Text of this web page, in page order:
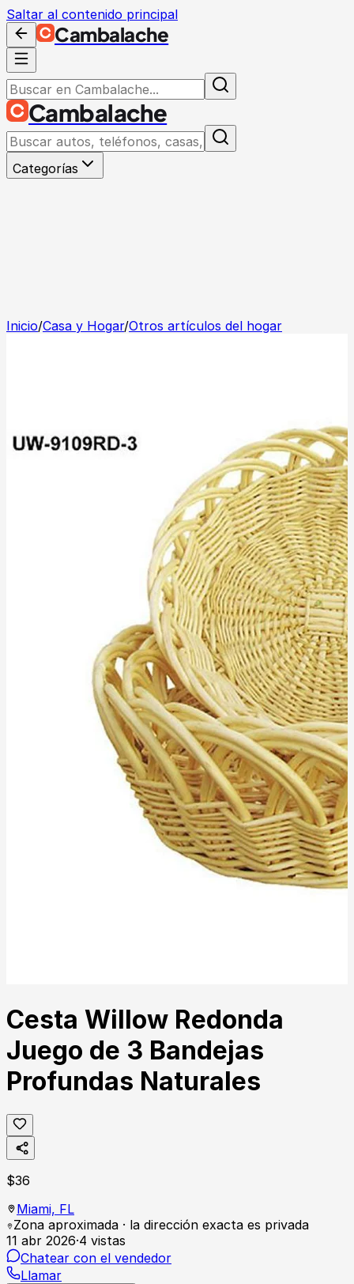
Saltar al contenido principal
Cambalache
Cambalache
Categorías
Inicio/Casa y Hogar/Otros artículos del hogar
Cesta Willow Redonda
Juego de 3 Bandejas
Profundas Naturales
$36
Miami, FL
Zona aproximada · la dirección exacta es privada
11 abr 2026·4 vistas
Chatear con el vendedor
Llamar